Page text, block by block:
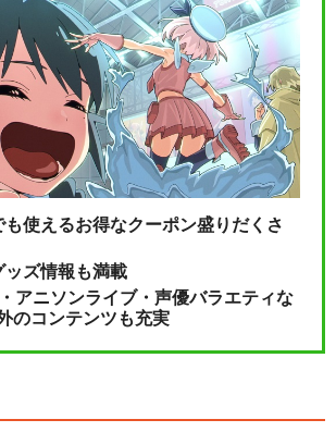
使えるお得なクーポン盛りだくさ
ッズ情報も満載
アニソンライブ・声優バラエティな
のコンテンツも充実